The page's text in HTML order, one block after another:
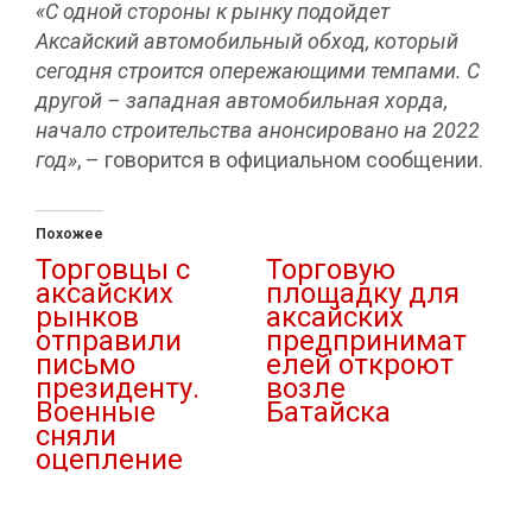
«С одной стороны к рынку подойдет
Аксайский автомобильный обход, который
сегодня строится опережающими темпами. С
другой – западная автомобильная хорда,
начало строительства анонсировано на 2022
год», – говорится в официальном сообщении.
Похожее
Торговцы с
аксайских
рынков
отправили
письмо
президенту.
Военные
сняли
оцепление
Торговую
площадку для
аксайских
предпринимат
елей откроют
возле
Батайска